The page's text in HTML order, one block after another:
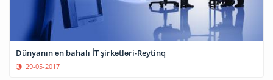
Dünyanın ən bahalı İT şirkətləri-Reytinq
29-05-2017